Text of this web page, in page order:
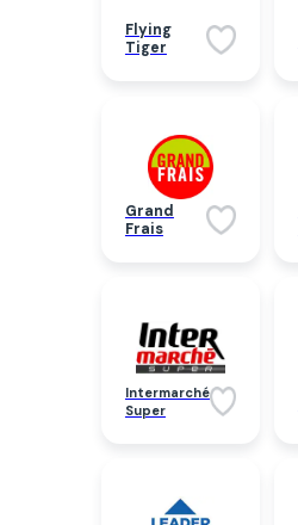
Flying
Tiger
Grand
Frais
Intermarché
Super